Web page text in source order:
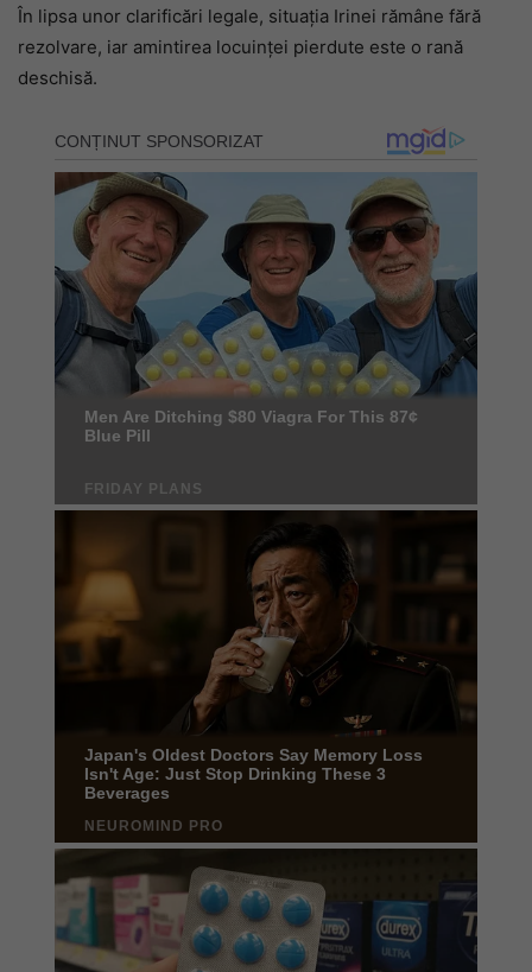
În lipsa unor clarificări legale, situația Irinei rămâne fără
rezolvare, iar amintirea locuinței pierdute este o rană
deschisă.